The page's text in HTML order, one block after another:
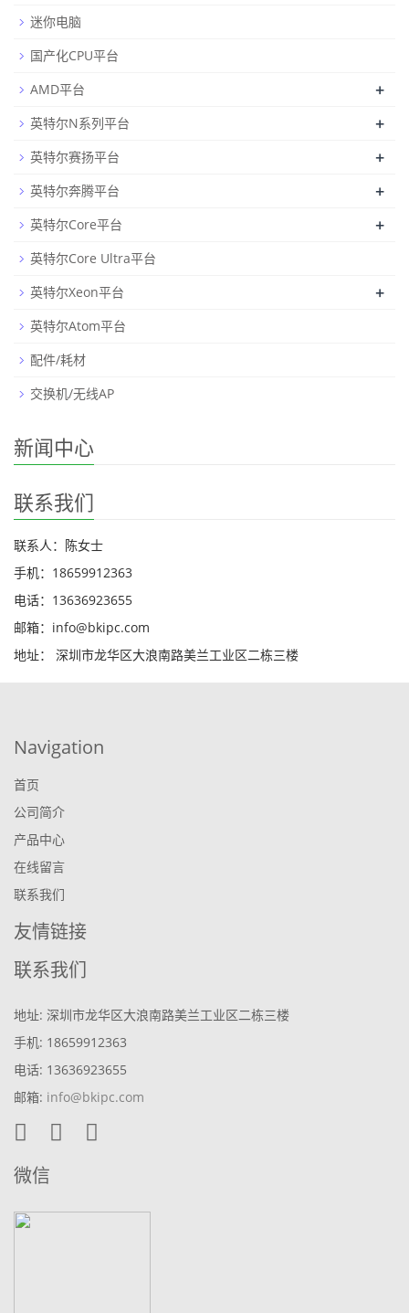
迷你电脑
国产化CPU平台
AMD平台
+
英特尔N系列平台 +
英特尔赛扬平台 +
英特尔奔腾平台 +
英特尔Core平台 +
英特尔Core Ultra平台
英特尔Xeon平台
+
英特尔Atom平台
配件/耗材
交换机/无线AP
新闻中心
联系我们
联系人：陈女士
手机：18659912363
电话：13636923655
邮箱：info@bkipc.com
地址： 深圳市龙华区大浪南路美兰工业区二栋三楼
Navigation
首页
公司简介
产品中心
在线留言
联系我们
友情链接
联系我们
地址: 深圳市龙华区大浪南路美兰工业区二栋三楼
手机: 18659912363
电话: 13636923655
邮箱: info@bkipc.com
微信